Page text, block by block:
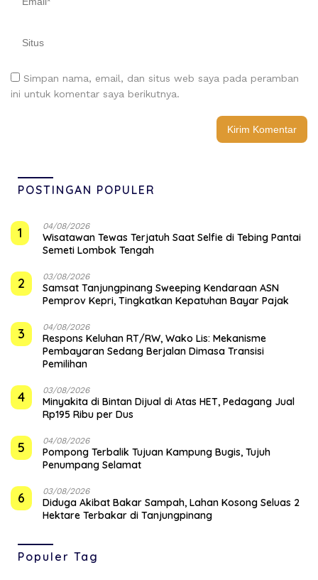
Simpan nama, email, dan situs web saya pada peramban
ini untuk komentar saya berikutnya.
POSTINGAN POPULER
1 04/08/2026
Wisatawan Tewas Terjatuh Saat Selfie di Tebing Pantai
Semeti Lombok Tengah
2 03/08/2026
Samsat Tanjungpinang Sweeping Kendaraan ASN
Pemprov Kepri, Tingkatkan Kepatuhan Bayar Pajak
3 04/08/2026
‎Respons Keluhan RT/RW, Wako Lis: Mekanisme
Pembayaran Sedang Berjalan Dimasa Transisi
Pemilihan
4 03/08/2026
Minyakita di Bintan Dijual di Atas HET, Pedagang Jual
Rp195 Ribu per Dus
5 04/08/2026
Pompong Terbalik Tujuan Kampung Bugis, Tujuh
Penumpang Selamat
6 03/08/2026
Diduga Akibat Bakar Sampah, Lahan Kosong Seluas 2
Hektare Terbakar di Tanjungpinang
Populer Tag